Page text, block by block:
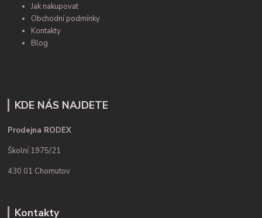
Jak nakupovat
Obchodní podmínky
Kontakty
Blog
KDE NÁS NAJDETE
Prodejna RODEX
Školní 1975/21
430 01 Chomutov
Kontakty